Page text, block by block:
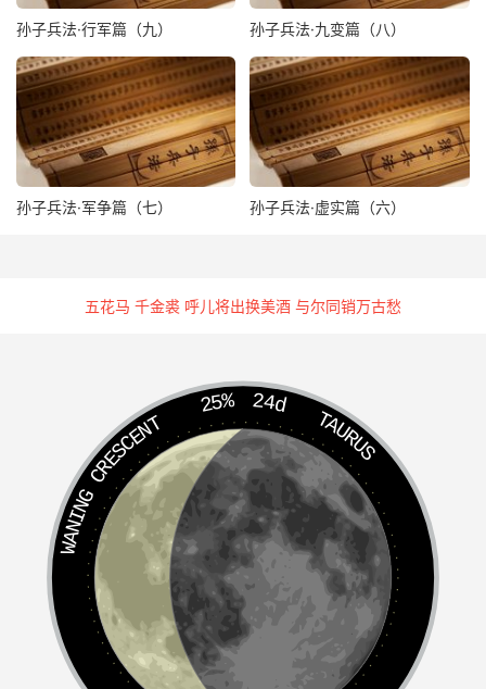
孙子兵法·行军篇（九） 孙子兵法·九变篇（八）
孙子兵法·军争篇（七） 孙子兵法·虚实篇（六）
五花马 千金裘 呼儿将出换美酒 与尔同销万古愁
25% 24d
TAURUS
WANING CRESCENT